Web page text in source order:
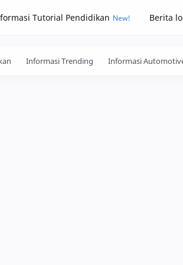
Tutorial Pendidikan Berita
Informasi Trending Informasi